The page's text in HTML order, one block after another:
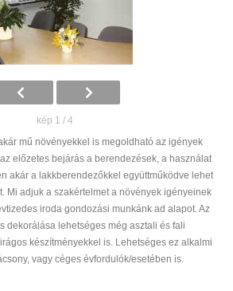
kép 1 / 4
mű növényekkel is megoldható az igények
előzetes bejárás a berendezések, a használat
akár a lakkberendezőkkel együttműködve lehet
Mi adjuk a szakértelmet a növények igényeinek
iroda gondozási munkánk ad alapot. Az
dekorálása lehetséges még asztali és fali
készítményekkel is. Lehetséges ez alkalmi
vagy céges évfordulók/esetében is.